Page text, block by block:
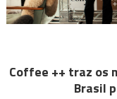
Coffee ++ traz os
Brasil